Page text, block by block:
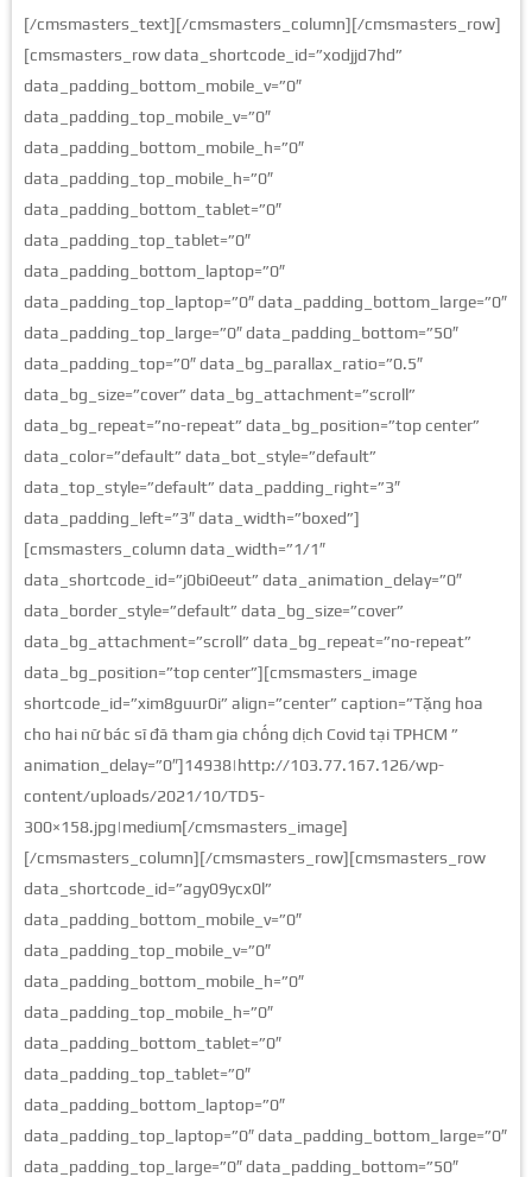
[/cmsmasters_text][/cmsmasters_column][/cmsmasters_row]
[cmsmasters_row data_shortcode_id=”xodjjd7hd”
data_padding_bottom_mobile_v=”0″
data_padding_top_mobile_v=”0″
data_padding_bottom_mobile_h=”0″
data_padding_top_mobile_h=”0″
data_padding_bottom_tablet=”0″
data_padding_top_tablet=”0″
data_padding_bottom_laptop=”0″
data_padding_top_laptop=”0″ data_padding_bottom_large=”0″
data_padding_top_large=”0″ data_padding_bottom=”50″
data_padding_top=”0″ data_bg_parallax_ratio=”0.5″
data_bg_size=”cover” data_bg_attachment=”scroll”
data_bg_repeat=”no-repeat” data_bg_position=”top center”
data_color=”default” data_bot_style=”default”
data_top_style=”default” data_padding_right=”3″
data_padding_left=”3″ data_width=”boxed”]
[cmsmasters_column data_width=”1/1″
data_shortcode_id=”j0bi0eeut” data_animation_delay=”0″
data_border_style=”default” data_bg_size=”cover”
data_bg_attachment=”scroll” data_bg_repeat=”no-repeat”
data_bg_position=”top center”][cmsmasters_image
shortcode_id=”xim8guur0i” align=”center” caption=”Tặng hoa
cho hai nữ bác sĩ đã tham gia chống dịch Covid tại TPHCM ”
animation_delay=”0″]14938|http://103.77.167.126/wp-
content/uploads/2021/10/TD5-
300×158.jpg|medium[/cmsmasters_image]
[/cmsmasters_column][/cmsmasters_row][cmsmasters_row
data_shortcode_id=”agy09ycx0l”
data_padding_bottom_mobile_v=”0″
data_padding_top_mobile_v=”0″
data_padding_bottom_mobile_h=”0″
data_padding_top_mobile_h=”0″
data_padding_bottom_tablet=”0″
data_padding_top_tablet=”0″
data_padding_bottom_laptop=”0″
data_padding_top_laptop=”0″ data_padding_bottom_large=”0″
data_padding_top_large=”0″ data_padding_bottom=”50″